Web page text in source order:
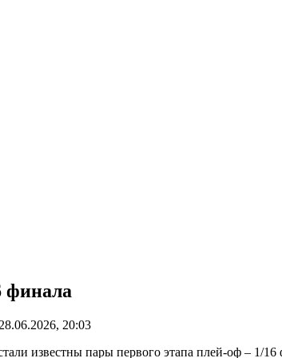
финала
28.06.2026, 20:03
известны пары первого этапа плей-оф – 1/16